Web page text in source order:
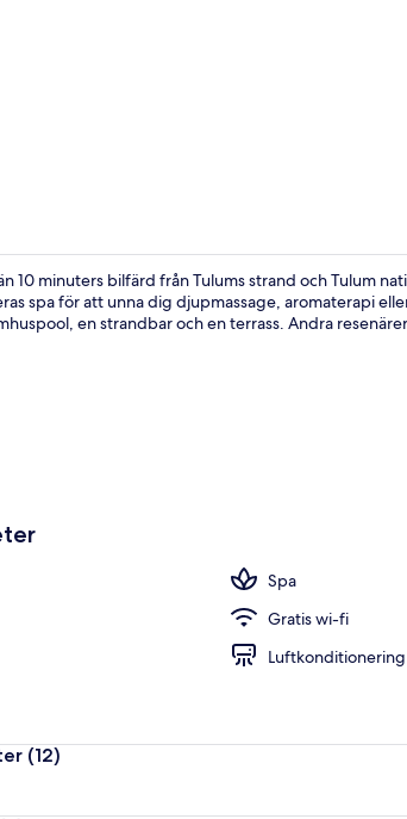
10 minuters bilfärd från Tulums strand och Tulum
spa för att unna dig djupmassage, aromaterapi
en strandbar och en terrass. Andra
Spa
Gratis wi-fi
Luftkonditionering
(12)